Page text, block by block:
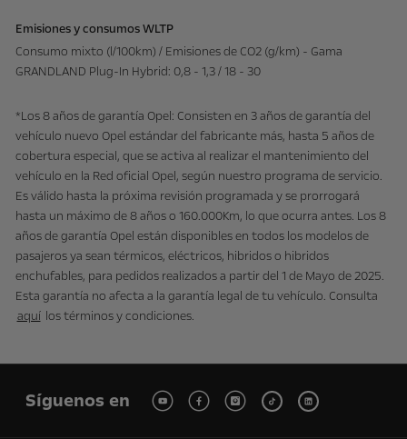
Emisiones y consumos WLTP
Consumo mixto (l/100km) / Emisiones de CO2 (g/km) - Gama
GRANDLAND Plug-In Hybrid: 0,8 - 1,3 / 18 - 30
*Los 8 años de garantía Opel: Consisten en 3 años de garantía del
vehículo nuevo Opel estándar del fabricante más, hasta 5 años de
cobertura especial, que se activa al realizar el mantenimiento del
vehículo en la Red oficial Opel, según nuestro programa de servicio.
Es válido hasta la próxima revisión programada y se prorrogará
hasta un máximo de 8 años o 160.000Km, lo que ocurra antes. Los 8
años de garantía Opel están disponibles en todos los modelos de
pasajeros ya sean térmicos, eléctricos, hibridos o hibridos
enchufables, para pedidos realizados a partir del 1 de Mayo de 2025.
Esta garantía no afecta a la garantía legal de tu vehículo. Consulta
aquí los términos y condiciones.
Síguenos en